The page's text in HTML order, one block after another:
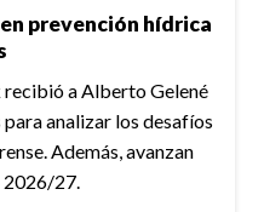
prevención hídrica
recibió a Alberto Gelené
analizar los desafíos
Además, avanzan
2026/27.